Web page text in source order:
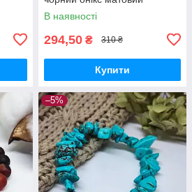
В наявності
294,50 ₴ 310 ₴
Купити
–5%